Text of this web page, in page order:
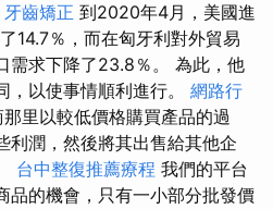
牙齒矯正 到2020年4月，美國進
14.7％，而在匈牙利對外貿易
需求下降了23.8％。 為此，他
，以使事情順利進行。 網路行
里以較低價格購買產品的過
利潤，然後將其出售給其他企
台中整復推薦療程 我們的平台
品的機會，只有一小部分批發價